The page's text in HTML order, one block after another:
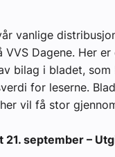
vanlige
VVS Dagene. Her
bilag i bladet,
for leserne.
vil få stor
september –